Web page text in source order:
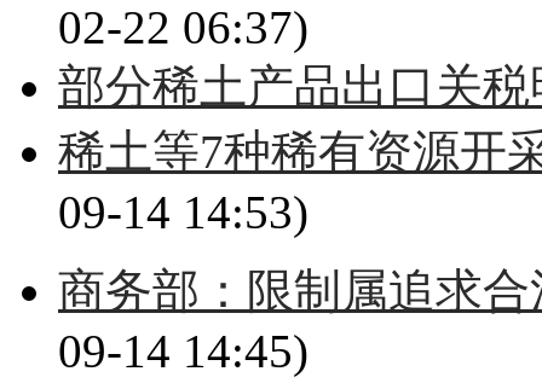
02-22 06:37)
部分稀土产品出口关
稀土等7种稀有资源开
09-14 14:53)
商务部：限制属追求
09-14 14:45)